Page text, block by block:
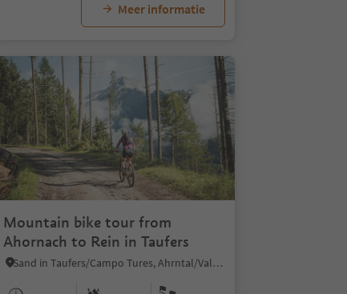
Meer informatie
Mountain bike tour from
Ahornach to Rein in Taufers
Sand in Taufers/Campo Tures, Ahrntal/Valle Aurina